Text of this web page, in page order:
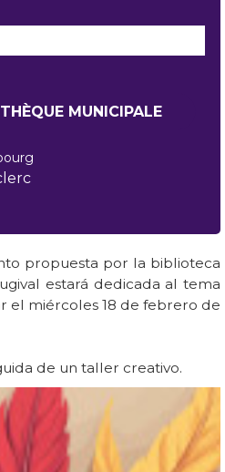
propuesta por la biblioteca
estará dedicada al tema
el miércoles 18 de febrero de
de un taller creativo.